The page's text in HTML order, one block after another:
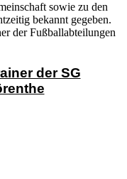
sowie zu den
bekannt gegeben.
der Fußballabteilungen
der SG